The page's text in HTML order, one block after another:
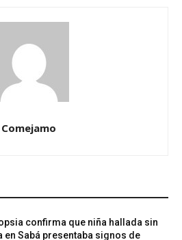
Comejamo
confirma que niña hallada sin
en Sabá presentaba signos de